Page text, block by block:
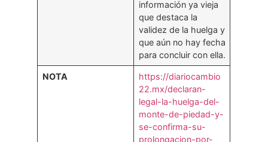
información ya vieja
que destaca la
validez de la huelga y
que aún no hay fecha
para concluir con ella.
NOTA
https://diariocambio
22.mx/declaran-
legal-la-huelga-del-
monte-de-piedad-y-
se-confirma-su-
prolongacion-por-